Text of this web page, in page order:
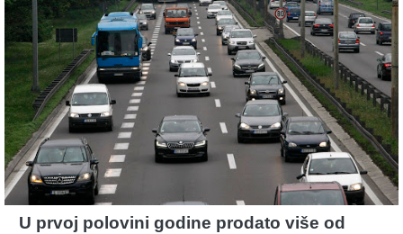
U prvoj polovini godine prodato više od